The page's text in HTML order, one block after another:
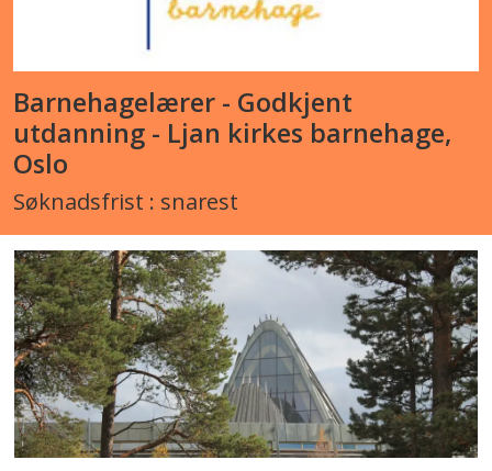
Barnehagelærer - Godkjent
utdanning - Ljan kirkes barnehage,
Oslo
Søknadsfrist : snarest